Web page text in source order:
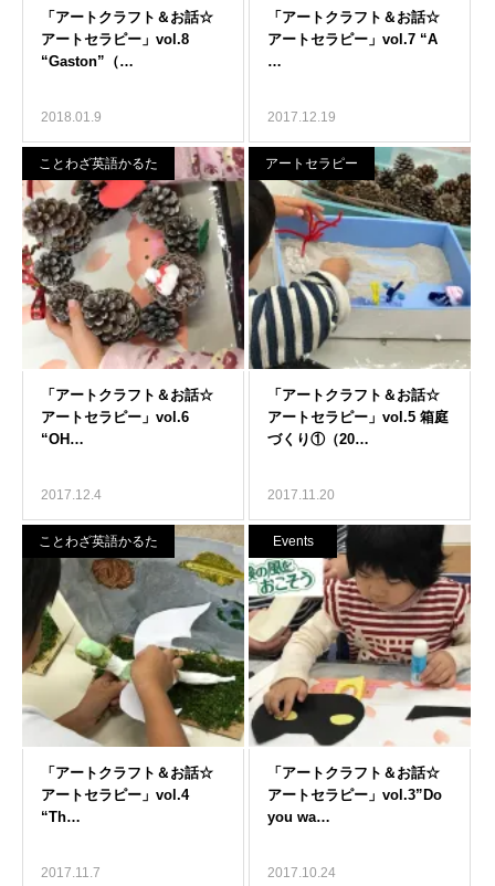
2018.01.9 2017.12.19
ことわざ英語かるた
2017.12.4
アートセラピー
2017.11.20
ことわざ英語かるた
2017.11.7
Events
2017.10.24